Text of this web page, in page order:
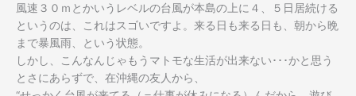
風速３０ｍとかいうレベルの台風が本島の上に４、５日居続ける
というのは、これはスゴいですよ。来る日も来る日も、朝から晩
まで暴風雨、という状態。
しかし、こんなんじゃもうマトモな生活が出来ない･･･かと思う
とさにあらずで、在沖縄の友人から、